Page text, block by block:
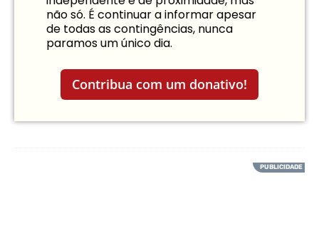
não só. É continuar a informar apesar
de todas as contingências, nunca
paramos um único dia.
Contribua com um donativo!